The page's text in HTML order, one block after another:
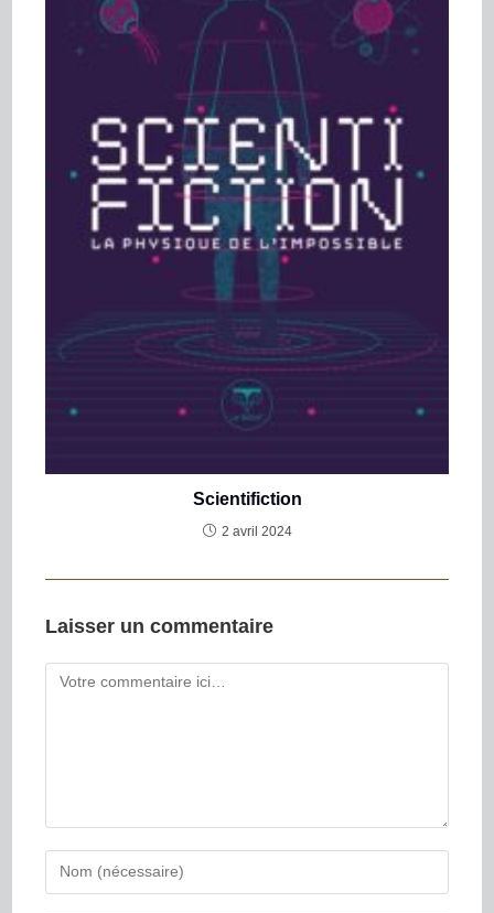
Scientifiction
2 avril 2024
Laisser un commentaire